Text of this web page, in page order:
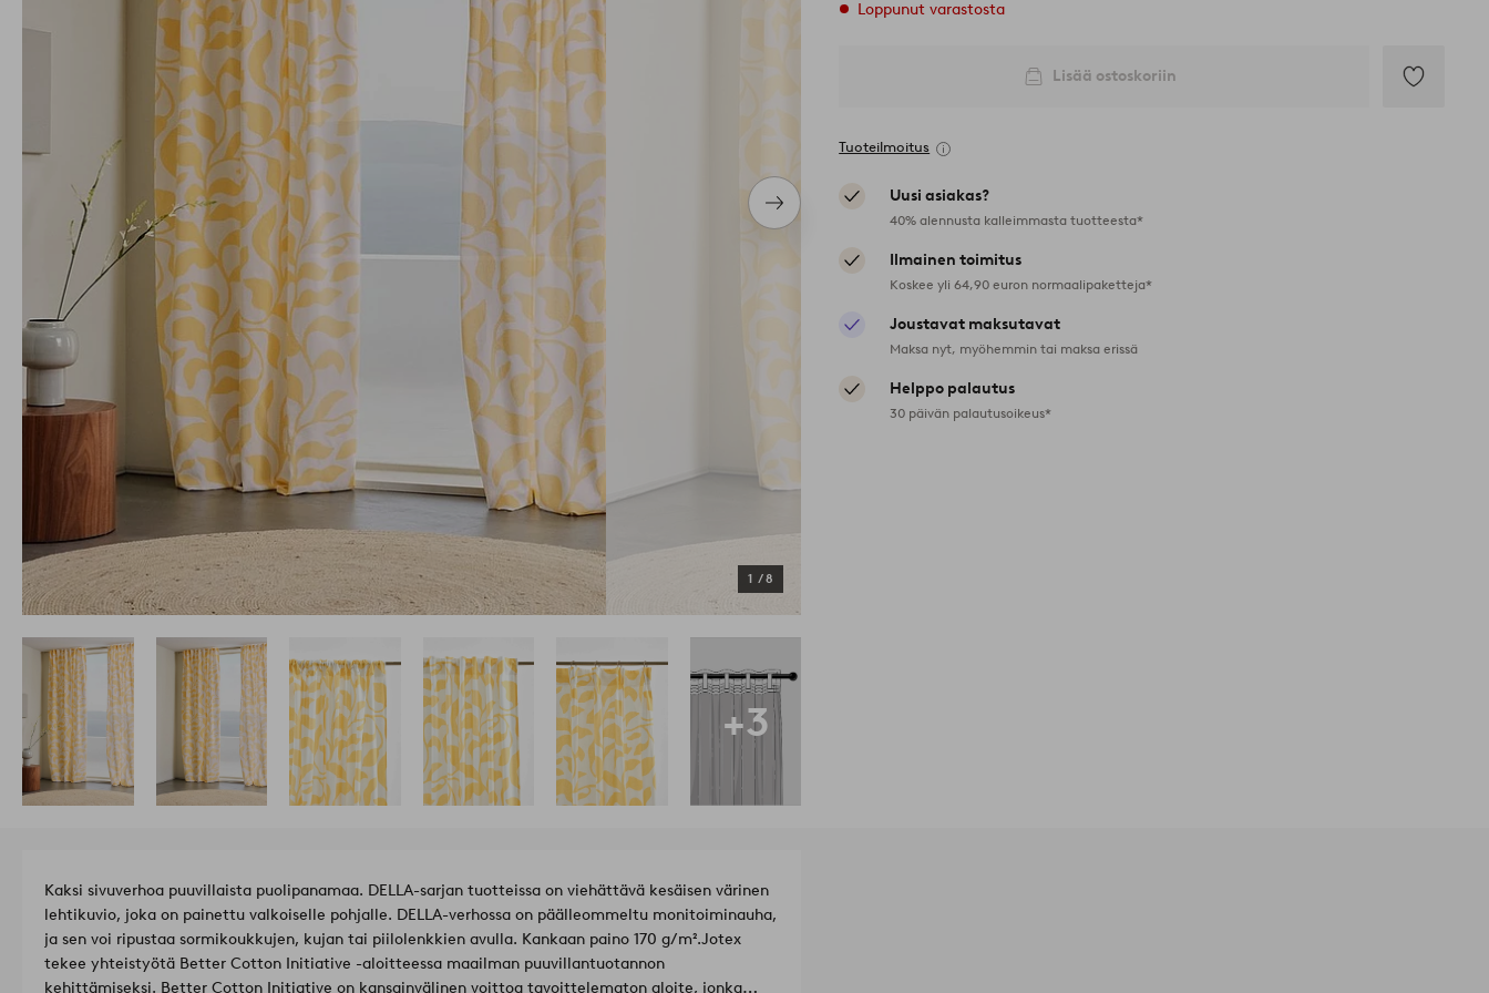
Seuraava
tuote
1 /8
Loppunut varastosta
Lisää ostoskoriin
Tuoteilmoitus
Uusi asiakas?
40% alennusta kalleimmasta tuotteesta*
Ilmainen toimitus
Koskee yli 64,90 euron normaalipaketteja*
Joustavat maksutavat
Maksa nyt, myöhemmin tai maksa erissä
Helppo palautus
30 päivän palautusoikeus*
+3
Kaksi sivuverhoa puuvillaista puolipanamaa. DELLA-sarjan tuotteissa on viehättävä kesäisen värinen
lehtikuvio, joka on painettu valkoiselle pohjalle. DELLA-verhossa on päälleommeltu monitoiminauha,
ja sen voi ripustaa sormikoukkujen, kujan tai piilolenkkien avulla. Kankaan paino 170 g/m².Jotex
tekee yhteistyötä Better Cotton Initiative -aloitteessa maailman puuvillantuotannon
kehittämiseksi. Better Cotton Initiative on kansainvälinen voittoa tavoittelematon aloite, jonka